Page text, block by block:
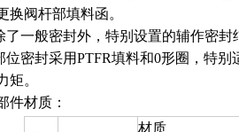
换阀杆部填料函。
了一般密封外，特别设置的辅作密
位密封采用PTFR填料和0形圈，特
矩。
件材质：
材质